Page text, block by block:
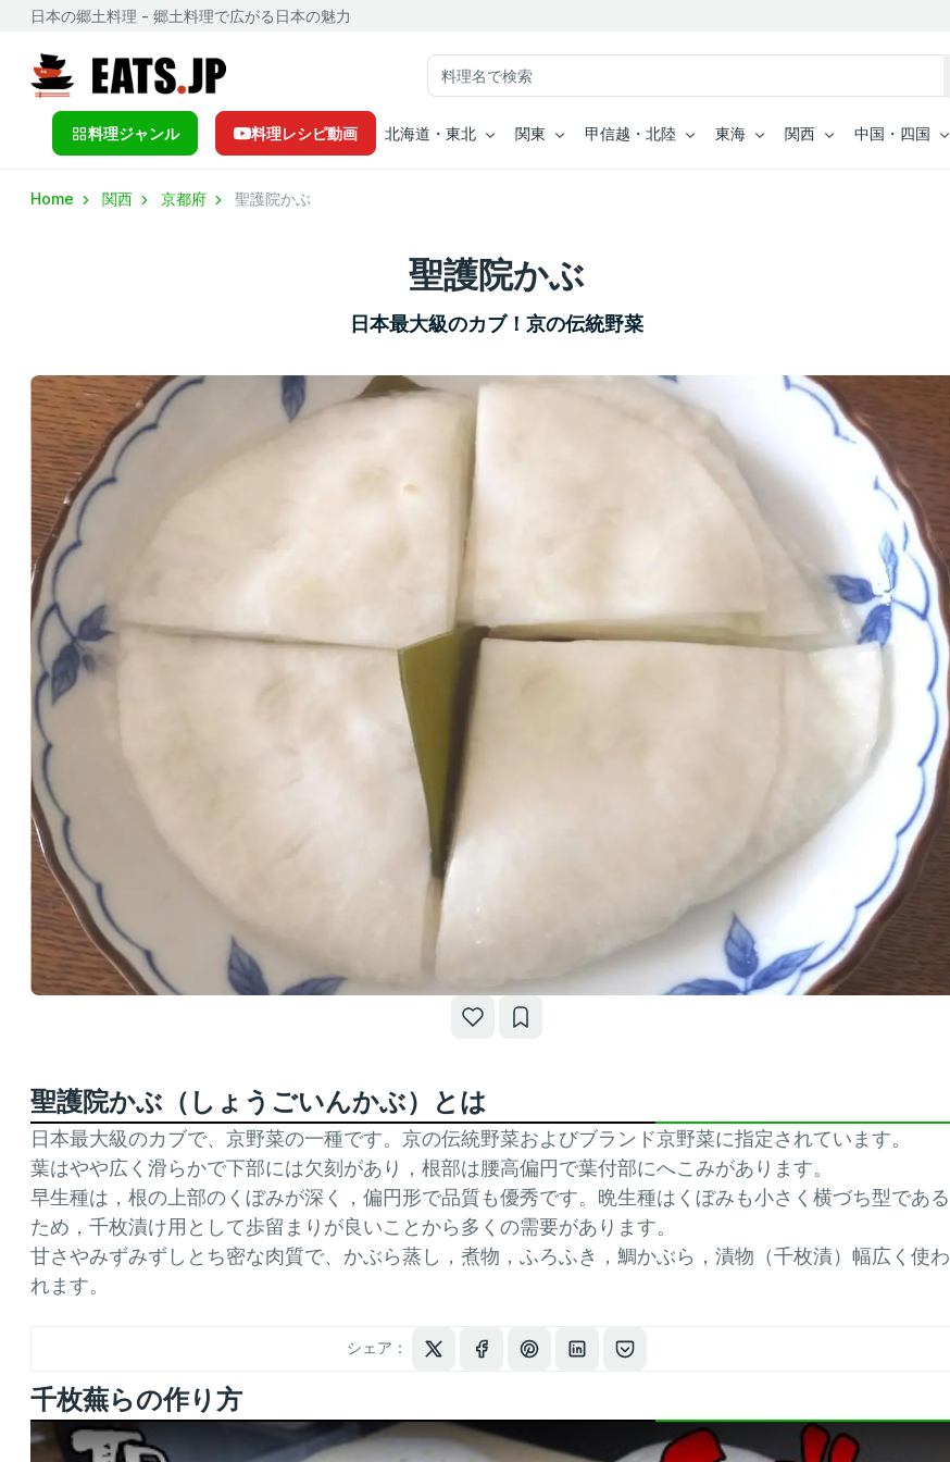
日本の郷土料理 - 郷土料理で広がる日本の魅力
料理ジャンル 料理レシピ動画 北海道・東北 関東 甲信越・北陸 東海 関西 中国・四国
Home 関西 京都府 聖護院かぶ
聖護院かぶ
日本最大級のカブ！京の伝統野菜
聖護院かぶ（しょうごいんかぶ）とは
日本最大級のカブで、京野菜の一種です。京の伝統野菜およびブランド京野菜に指定されています。
葉はやや広く滑らかで下部には欠刻があり，根部は腰高偏円で葉付部にへこみがあります。
早生種は，根の上部のくぼみが深く，偏円形で品質も優秀です。晩生種はくぼみも小さく横づち型である
ため，千枚漬け用として歩留まりが良いことから多くの需要があります。
甘さやみずみずしとち密な肉質で、かぶら蒸し，煮物，ふろふき，鯛かぶら，漬物（千枚漬）幅広く使わ
れます。
シェア：
千枚蕪らの作り方